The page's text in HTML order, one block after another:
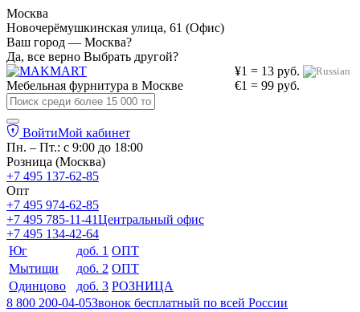
Москва
Новочерёмушкинская улица, 61 (Офис)
Ваш город — Москва?
Да, все верно Выбрать другой?
¥1 = 13 руб.
€1 = 99 руб.
Мебельная фурнитура в Москве
ВойтиМой кабинет
Пн. – Пт.: с 9:00 до 18:00
Розница (Москва)
+7 495 137-62-85
Опт
+7 495 974-62-85
+7 495 785-11-41Центральный офис
+7 495 134-42-64
Юг
доб. 1 ОПТ
Мытищи
доб. 2 ОПТ
Одинцово
доб. 3 РОЗНИЦА
8 800 200-04-05Звонок бесплатный по всей России